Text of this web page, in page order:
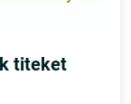
titeket